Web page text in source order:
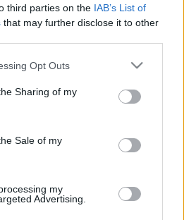
third parties on the IAB’s List of
that may further disclose it to other
app uses one or more Google
behaviour. You may click to
and its third-party tags to
purposes in below Google
Opt Outs
Sharing of my
Sale of my
my
Advertising.